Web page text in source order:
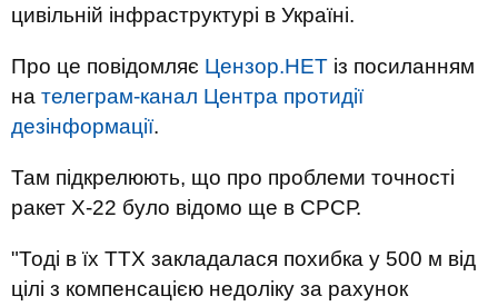
цивільній інфраструктурі в Україні.
Про це повідомляє Цензор.НЕТ із посиланням
на телеграм-канал Центра протидії
дезінформації.
Там підкрелюють, що про проблеми точності
ракет Х-22 було відомо ще в СРСР.
"Тоді в їх ТТХ закладалася похибка у 500 м від
цілі з компенсацією недоліку за рахунок